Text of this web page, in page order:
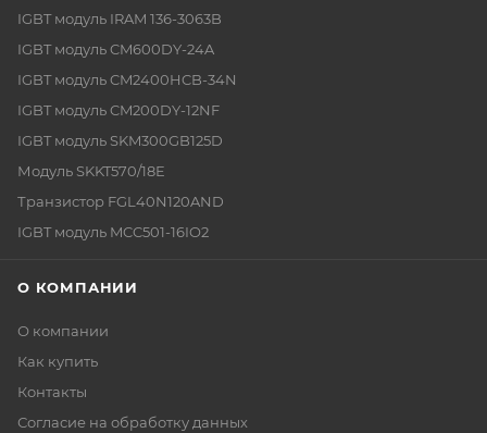
IGBT модуль IRAM 136-3063B
IGBT модуль CM600DY-24A
IGBT модуль CM2400HCB-34N
IGBT модуль CM200DY-12NF
IGBT модуль SKM300GB125D
Модуль SKKT570/18E
Транзистор FGL40N120AND
IGBT модуль MCC501-16IO2
О КОМПАНИИ
О компании
Как купить
Контакты
Согласие на обработку данных